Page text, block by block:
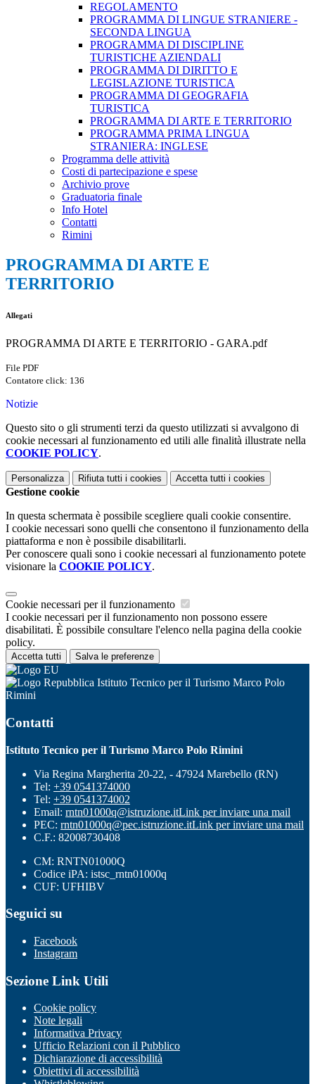
REGOLAMENTO
PROGRAMMA DI LINGUE STRANIERE -
SECONDA LINGUA
PROGRAMMA DI DISCIPLINE
TURISTICHE AZIENDALI
PROGRAMMA DI DIRITTO E
LEGISLAZIONE TURISTICA
PROGRAMMA DI GEOGRAFIA
TURISTICA
PROGRAMMA DI ARTE E TERRITORIO
PROGRAMMA PRIMA LINGUA
STRANIERA: INGLESE
Programma delle attività
Costi di partecipazione e spese
Archivio prove
Graduatoria finale
Info Hotel
Contatti
Rimini
PROGRAMMA DI ARTE E
TERRITORIO
Allegati
PROGRAMMA DI ARTE E TERRITORIO - GARA.pdf
File PDF
Contatore click: 136
Notizie
Questo sito o gli strumenti terzi da questo utilizzati si avvalgono di
cookie necessari al funzionamento ed utili alle finalità illustrate nella
COOKIE POLICY.
Personalizza Rifiuta tutti i cookies Accetta tutti i cookies
Gestione cookie
In questa schermata è possibile scegliere quali cookie consentire.
I cookie necessari sono quelli che consentono il funzionamento della
piattaforma e non è possibile disabilitarli.
Per conoscere quali sono i cookie necessari al funzionamento potete
visionare la COOKIE POLICY.
Cookie necessari per il funzionamento
I cookie necessari per il funzionamento non possono essere
disabilitati. È possibile consultare l'elenco nella pagina della cookie
policy.
Accetta tutti Salva le preferenze
Istituto Tecnico per il Turismo Marco Polo
Rimini
Contatti
Istituto Tecnico per il Turismo Marco Polo Rimini
Via Regina Margherita 20-22, - 47924 Marebello (RN)
Tel: +39 0541374000
Tel: +39 0541374002
Email: rntn01000q@istruzione.itLink per inviare una mail
PEC: rntn01000q@pec.istruzione.itLink per inviare una mail
C.F.: 82008730408
CM: RNTN01000Q
Codice iPA: istsc_rntn01000q
CUF: UFHIBV
Seguici su
Facebook
Instagram
Sezione Link Utili
Cookie policy
Note legali
Informativa Privacy
Ufficio Relazioni con il Pubblico
Dichiarazione di accessibilità
Obiettivi di accessibilità